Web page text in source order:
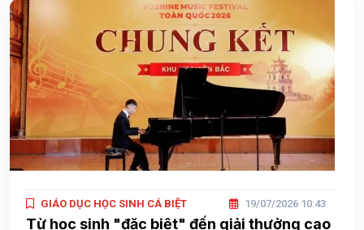
GIÁO DỤC HỌC SINH CÁ BIỆT 19/07/2026 10:43
Từ học sinh "đặc biệt" đến giải thưởng cao